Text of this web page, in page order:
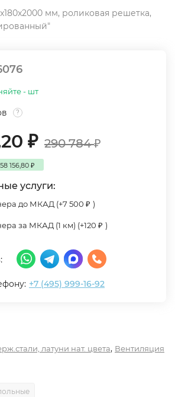
мм, роликовая решетка,
- шт
?
₽ 290 784₽
58 156,80 ₽
услуги:
до МКАД (+7 500 ₽ )
за МКАД (1 км) (+120 ₽ )
+7 (495) 999-16-92
латуни нат. цвета, Вентиляция